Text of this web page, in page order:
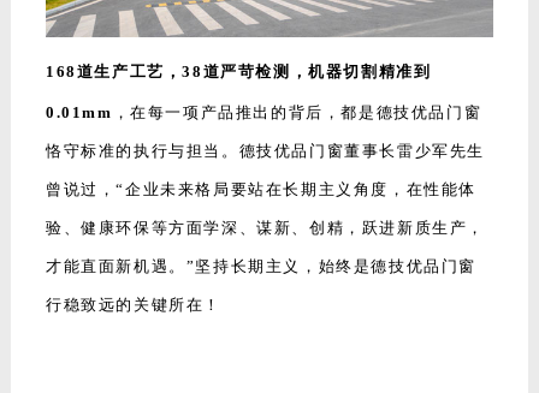
168道生产工艺，38道严苛检测，机器切割精准到
0.01mm ，在每一项产品推出的背后，都是德技优品门窗
恪守标准的执行与担当。德技优品门窗董事长雷少军先生
曾说过，“企业未来格局要站在长期主义角度，在性能体
验、健康环保等方面学深、谋新、创精，跃进新质生产，
才能直面新机遇。”坚持长期主义，始终是德技优品门窗
行稳致远的关键所在！